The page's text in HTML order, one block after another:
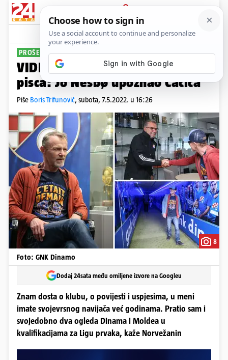
PRIJAVA
Sport Komentari
PROŠETAO MAKSIMIROM
VIDEO Dinamo ugostio slavnog
pisca: Jo Nesbø upoznao Čačića
Piše Boris Trifunović, subota, 7.5.2022. u 16:26
8
Foto: GNK Dinamo
Dodaj 24sata među omiljene izvore na Googleu
Znam dosta o klubu, o povijesti i uspjesima, u meni
imate svojevrsnog navijača već godinama. Pratio sam i
svojedobno dva ogleda Dinama i Moldea u
kvalifikacijama za Ligu prvaka, kaže Norvežanin